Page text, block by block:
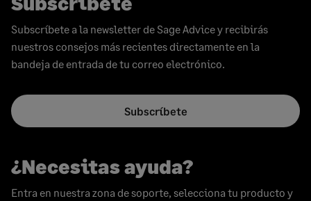
Subscríbete a la newsletter de Sage Advice y recibirás
nuestros consejos más recientes directamente en la
bandeja de entrada de tu correo electrónico.
Subscríbete
¿Necesitas ayuda?
Entra en nuestra zona de soporte, selecciona tu producto y